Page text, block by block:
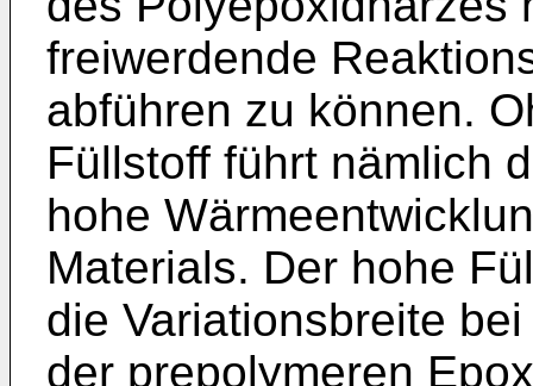
freiwerdende
abführen zu können.
Füllstoff führt nämlich
hohe
Materials. Der hohe
die Variationsbreite
der prepolymeren